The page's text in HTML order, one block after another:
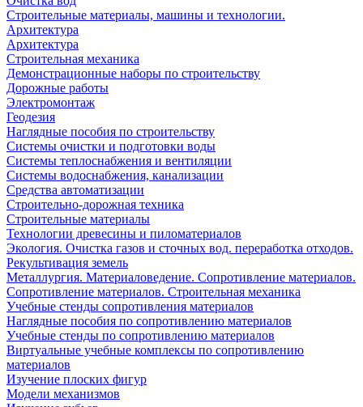
Строительные материалы, машины и технологии.
Архитектура
Архитектура
Cтроительная механика
Демонстрационные наборы по строительству
Дорожные работы
Электромонтаж
Геодезия
Наглядные пособия по строительству
Системы очистки и подготовки воды
Системы теплоснабжения и вентиляции
Системы водоснабжения, канализации
Средства автоматизации
Строительно-дорожная техника
Строительные материалы
Технологии древесины и пиломатериалов
Экология. Очистка газов и сточных вод. переработка отходов.
Рекультивация земель
Металлургия. Материаловедение. Сопротивление материалов.
Сопротивление материалов. Строительная механика
Учебные стенды сопротивления материалов
Наглядные пособия по сопротивлению материалов
Учебные стенды по сопротивлению материалов
Виртуальные учебные комплексы по сопротивлению
материалов
Изучение плоских фигур
Модели механизмов